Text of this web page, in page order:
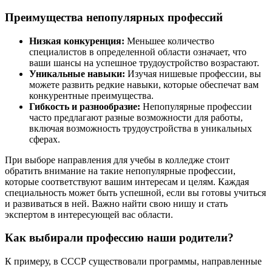
Преимущества непопулярных профессий
Низкая конкуренция: Меньшее количество
специалистов в определенной области означает, что
ваши шансы на успешное трудоустройство возрастают.
Уникальные навыки: Изучая нишевые профессии, вы
можете развить редкие навыки, которые обеспечат вам
конкурентные преимущества.
Гибкость и разнообразие: Непопулярные профессии
часто предлагают разные возможности для работы,
включая возможность трудоустройства в уникальных
сферах.
При выборе направления для учебы в колледже стоит
обратить внимание на такие непопулярные профессии,
которые соответствуют вашим интересам и целям. Каждая
специальность может быть успешной, если вы готовы учиться
и развиваться в ней. Важно найти свою нишу и стать
экспертом в интересующей вас области.
Как выбирали профессию наши родители?
К примеру, в СССР существовали программы, направленные